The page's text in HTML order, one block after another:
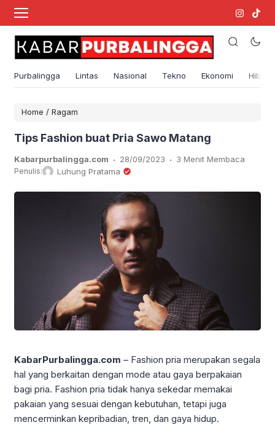
Purbalingga Lintas Nasional Tekno Ekonomi
Home / Ragam
Tips Fashion buat Pria Sawo Matang
Kabarpurbalingga.com . 28/09/2023 . 3 Menit Membaca
Penulis: Luhung Pratama
KabarPurbalingga.com – Fashion pria merupakan segala
hal yang berkaitan dengan mode atau gaya berpakaian
bagi pria. Fashion pria tidak hanya sekedar memakai
pakaian yang sesuai dengan kebutuhan, tetapi juga
mencerminkan kepribadian, tren, dan gaya hidup.